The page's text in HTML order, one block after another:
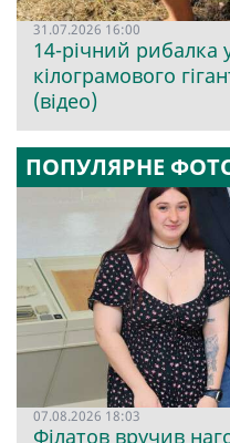
31.07.2026 16:00
14-річний рибалка
кілограмового
(відео)
ПОПУЛЯРНЕ
07.08.2026 18:03
Філатов вручив